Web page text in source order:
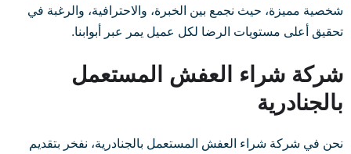
شخصية مميزة، حيث نجمع بين الخبرة، والاحترافية، والرغبة في
تحقيق أعلى مستويات الرضا لكل عميل يمر عبر أبوابنا.
شركة شراء العفش المستعمل
بالجنادرية
نحن في شركة شراء العفش المستعمل بالجنادرية، نفخر بتقديم